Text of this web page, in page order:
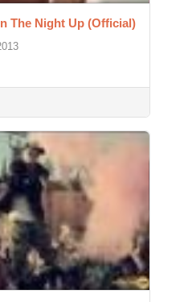
The Night Up (Official)